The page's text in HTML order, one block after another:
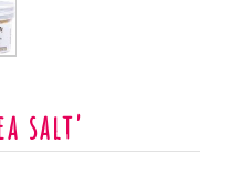
salt'